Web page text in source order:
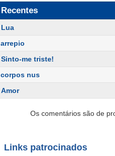
Recentes
Lua
arrepio
Sinto-me triste!
corpos nus
Amor
Os comentários são de
Links patrocinados